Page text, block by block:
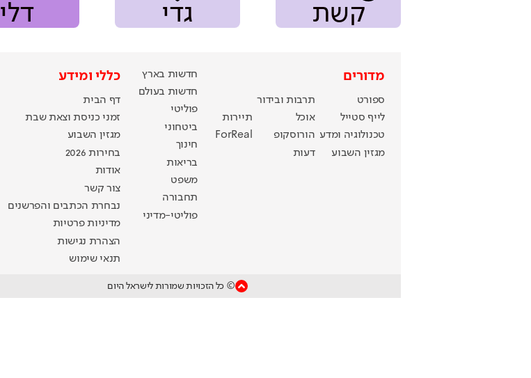
קשת גדי דלי
מדורים
ספורט
תרבות ובידור
לייף סטייל
אוכל
תיירות
טכנולוגיה ומדע הורוסקופ
ForReal
מגזין השבוע
דעות
חדשות בארץ
חדשות בעולם
פוליטי
ביטחוני
חינוך
בריאות
משפט
תחבורה
פוליטי-מדיני
כללי ומידע
דף הבית
זמני כניסת וצאת שבת
מגזין השבוע
בחירות 2026
אודות
צור קשר
נבחרת הכתבים והפרשנים
מדיניות פרטיות
הצהרת נגישות
תנאי שימוש
© כל הזכויות שמורות לישראל היום